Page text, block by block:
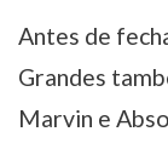
Antes de
Grandes
Marvin e